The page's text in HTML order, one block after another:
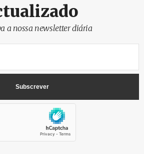
a nossa newsletter diária